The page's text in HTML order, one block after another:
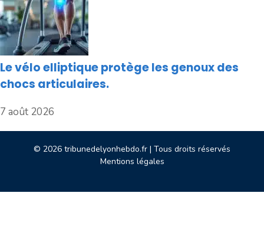
Le vélo elliptique protège les genoux des
chocs articulaires.
7 août 2026
© 2026 tribunedelyonhebdo.fr | Tous droits réservés
Mentions légales